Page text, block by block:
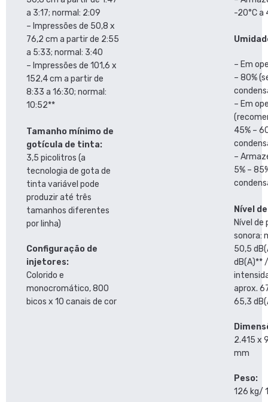
a 3:17; normal: 2:09
– Impressões de 50,8 x
76,2 cm a partir de 2:55
a 5:33; normal: 3:40
– Impressões de 101,6 x
152,4 cm a partir de
8:33 a 16:30; normal:
10:52**
Tamanho mínimo de
gotícula de tinta:
3,5 picolitros (a
tecnologia de gota de
tinta variável pode
produzir até três
tamanhos diferentes
por linha)
Configuração de
injetores:
Colorido e
monocromático, 800
bicos x 10 canais de cor
-20°C a
– Em
– 80%
– Em
45% –
–
5% –
Nível
Nível de
sonora:
50,5
dB(A)**
aprox.
65,3
2.415 x
mm
Peso:
126 kg/